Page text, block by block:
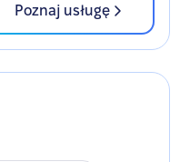
Poznaj usługę